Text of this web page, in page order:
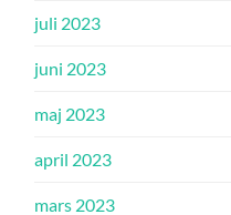
juli 2023
juni 2023
maj 2023
april 2023
mars 2023